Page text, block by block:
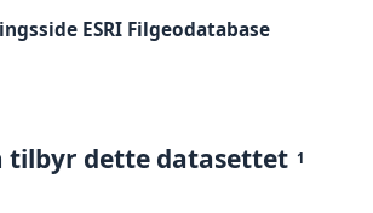
ESRI Filgeodatabase
tilbyr dette datasettet 1